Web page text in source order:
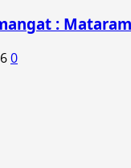
:
0